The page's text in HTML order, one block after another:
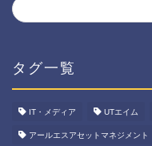
タグ一覧
IT・メディア UTエイム
アールエスアセットマネジメント